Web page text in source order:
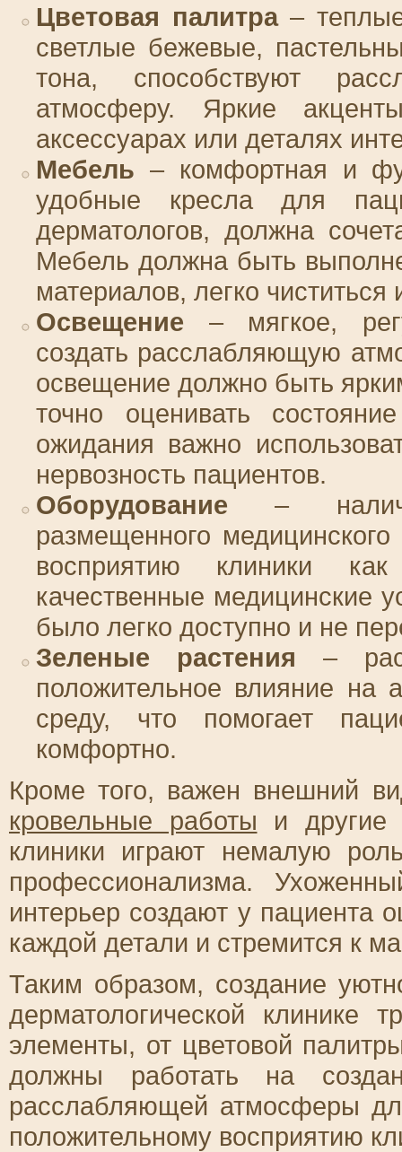
Цветовая палитра–
светлые бежевые,
тона, способствуют
атмосферу. Яркие
аксессуарах или деталях
Мебель – комфортная и
удобные кресла для
дерматологов, должна
Мебель должна быть
материалов, легко
Освещение – мягкое,
создать расслабляющую
освещение должно быть
точно оценивать
ожидания важно
нервозность пациентов.
Оборудование –
размещенного
восприятию клиники
качественные медицинские
было легко доступно и не
Зеленые растения –
положительное влияние на
среду, что помогает
комфортно.
Кроме того, важен внешний
кровельные работы и другие
клиники играют немалую
профессионализма.
интерьер создают у пациента
каждой детали и стремится к
Таким образом, создание
дерматологической клинике
элементы, от цветовой
должны работать на
расслабляющей атмосферы
положительному восприятию